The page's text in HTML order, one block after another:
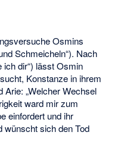
Osmins
Schmeicheln“). Nach
ich dir“) lässt Osmin
Konstanze in ihrem
„Welcher Wechsel
ward mir zum
einfordert und ihr
wünscht sich den Tod